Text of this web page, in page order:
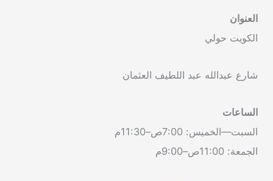
العنوان
الكويت حولي
شارع عبدالله عبد اللطيف العثمان
الساعات
السبت—الخميس: 7:00ص–11:30م
الجمعة: 11:00ص–9:00م